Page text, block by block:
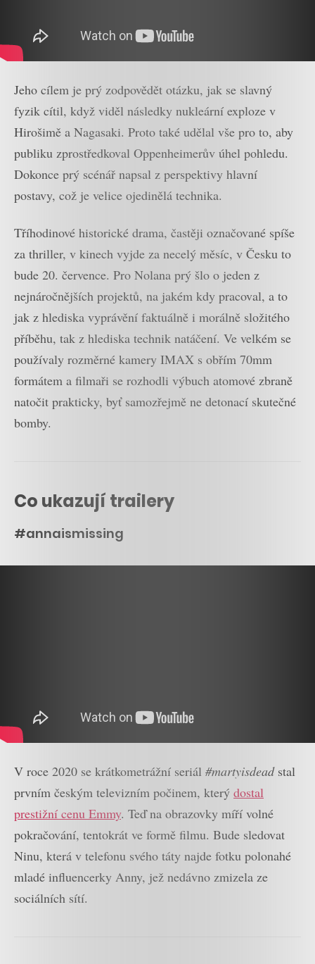
Jeho cílem je prý zodpovědět otázku, jak se slavný
fyzik cítil, když viděl následky nukleární exploze v
Hirošimě a Nagasaki. Proto také udělal vše pro to, aby
publiku zprostředkoval Oppenheimerův úhel pohledu.
Dokonce prý scénář napsal z perspektivy hlavní
postavy, což je velice ojedinělá technika.
Tříhodinové historické drama, častěji označované spíše
za thriller, v kinech vyjde za necelý měsíc, v Česku to
bude 20. července. Pro Nolana prý šlo o jeden z
nejnáročnějších projektů, na jakém kdy pracoval, a to
jak z hlediska vyprávění faktuálně i morálně složitého
příběhu, tak z hlediska technik natáčení. Ve velkém se
používaly rozměrné kamery IMAX s obřím 70mm
formátem a filmaři se rozhodli výbuch atomové zbraně
natočit prakticky, byť samozřejmě ne detonací skutečné
bomby.
Co ukazují trailery
#annaismissing
V roce 2020 se krátkometrážní seriál #martyisdeadstal
prvním českým televizním počinem, který dostal
prestižní cenu Emmy. Teď na obrazovky míří volné
pokračování, tentokrát ve formě filmu. Bude sledovat
Ninu, která v telefonu svého táty najde fotku polonahé
mladé influencerky Anny, jež nedávno zmizela ze
sociálních sítí.